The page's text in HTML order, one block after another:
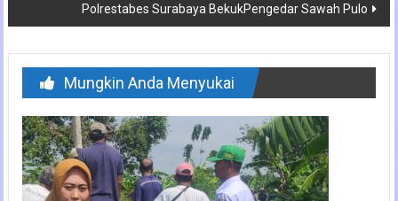
Polrestabes Surabaya BekukPengedar Sawah Pulo
Mungkin Anda Menyukai